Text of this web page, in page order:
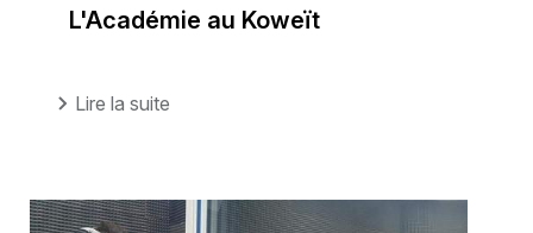
L'Académie au Koweït
Lire la suite